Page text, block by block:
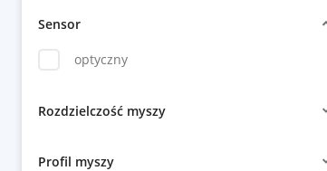
Sensor
optyczny
Rozdzielczość myszy
Profil myszy